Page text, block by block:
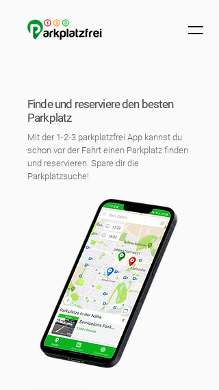
Finde und reserviere den besten
Parkplatz
Mit der 1-2-3 parkplatzfrei App kannst du
schon vor der Fahrt einen Parkplatz finden
und reservieren. Spare dir die
Parkplatzsuche!